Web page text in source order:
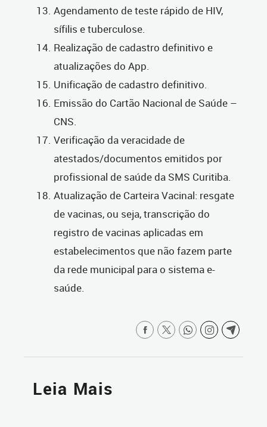
Agendamento de teste rápido de HIV,
sífilis e tuberculose.
Realização de cadastro definitivo e
atualizações do App.
Unificação de cadastro definitivo.
Emissão do Cartão Nacional de Saúde –
CNS.
Verificação da veracidade de
atestados/documentos emitidos por
profissional de saúde da SMS Curitiba.
Atualização de Carteira Vacinal: resgate
de vacinas, ou seja, transcrição do
registro de vacinas aplicadas em
estabelecimentos que não fazem parte
da rede municipal para o sistema e-
saúde.
Leia Mais